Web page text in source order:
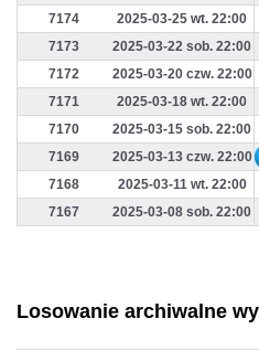
7174
2025-03-25 wt. 22:00
7173
2025-03-22 sob. 22:00
7172
2025-03-20 czw. 22:00
7171
2025-03-18 wt. 22:00
7170
2025-03-15 sob. 22:00
7169
2025-03-13 czw. 22:00
7168
2025-03-11 wt. 22:00
7167
2025-03-08 sob. 22:00
Losowanie archiwalne